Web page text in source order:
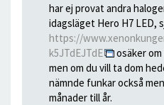
har ej provat andra
idagsläget Hero H7 LED,
https://
k5JTdEJTdE
osäker om
men om du vill ta dom
nämnde funkar också
månader till år.